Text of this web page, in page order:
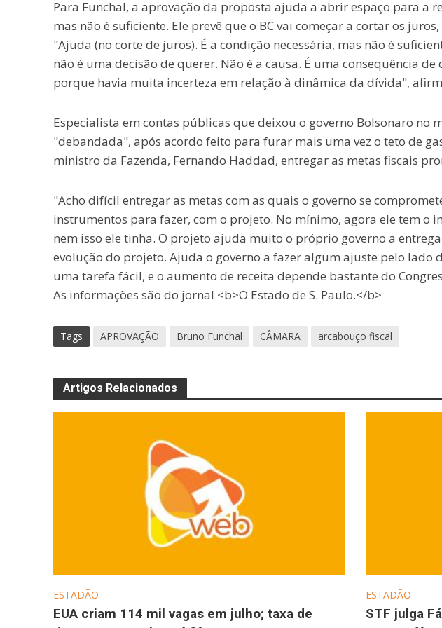
Para Funchal, a aprovação da proposta ajuda a abrir espaço para a
mas não é suficiente. Ele prevê que o BC vai começar a cortar os
"Ajuda (no corte de juros). É a condição necessária, mas não é
não é uma decisão de querer. Não é a causa. É uma consequência
porque havia muita incerteza em relação à dinâmica da dívida",
Especialista em contas públicas que deixou o governo Bolsonaro no
"debandada", após acordo feito para furar mais uma vez o teto de
ministro da Fazenda, Fernando Haddad, entregar as metas fiscais
"Acho difícil entregar as metas com as quais o governo se
instrumentos para fazer, com o projeto. No mínimo, agora ele tem o
nem isso ele tinha. O projeto ajuda muito o próprio governo a
evolução do projeto. Ajuda o governo a fazer algum ajuste pelo lado
uma tarefa fácil, e o aumento de receita depende bastante do
As informações são do jornal <b>O Estado de S. Paulo.</b>
Tags APROVAÇÃO Bruno Funchal CÂMARA arcabouço fiscal
Artigos Relacionados
ESTADÃO
EUA criam 114 mil vagas em julho; taxa de
ESTADÃO
STF julga